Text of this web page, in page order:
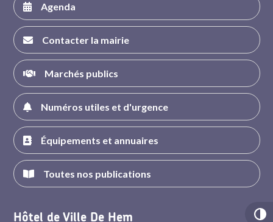
Agenda
Contacter la mairie
Marchés publics
Numéros utiles et d'urgence
Équipements et annuaires
Toutes nos publications
Hôtel de Ville De Hem